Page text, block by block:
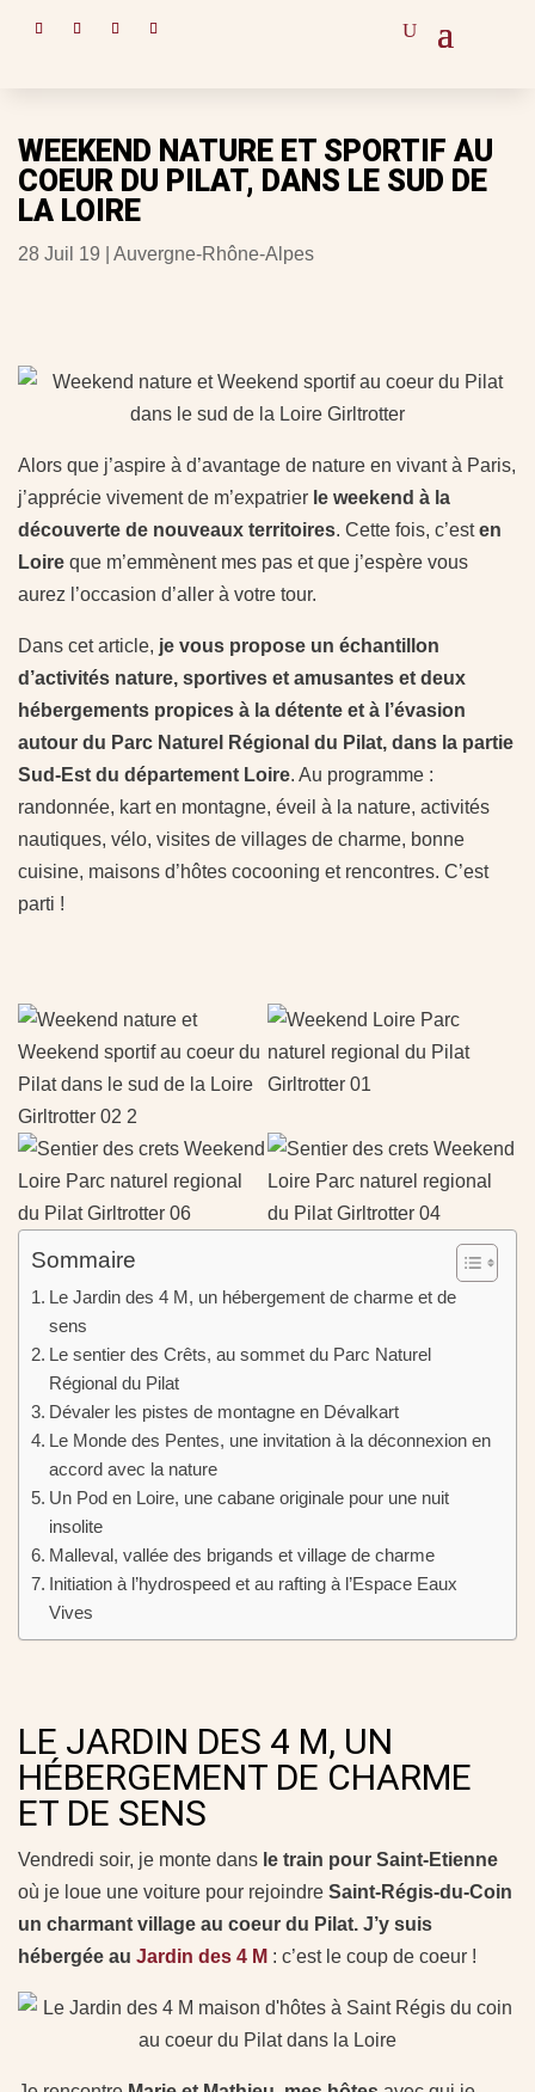
WEEKEND NATURE ET SPORTIF AU
COEUR DU PILAT, DANS LE SUD DE
LA LOIRE
28 Juil 19 Auvergne-Rhône-Alpes
Alors que j’aspire à d’avantage de nature en vivant à Paris,
j’apprécie vivement de m’expatrier le weekend à la
découverte de nouveaux territoires. Cette fois, c’esten
Loire que m’emmènent mes pas et que j’espère vous
aurez l’occasion d’aller à votre tour.
Dans cet article, je vous propose un échantillon
d’activités nature, sportives et amusantes et deux
hébergements propices à la détente et à l’évasion
autour du Parc Naturel Régional du Pilat, dans la partie
Sud-Est du département Loire. Au programme :
randonnée, kart en montagne, éveil à la nature, activités
nautiques, vélo, visites de villages de charme, bonne
cuisine, maisons d’hôtes cocooning et rencontres. C’est
parti !
Sommaire
Le Jardin des 4 M, un hébergement de charme et de
sens
Le sentier des Crêts, au sommet du Parc Naturel
Régional du Pilat
Dévaler les pistes de montagne en Dévalkart
Le Monde des Pentes, une invitation à la déconnexion en
accord avec la nature
Un Pod en Loire, une cabane originale pour une nuit
insolite
Malleval, vallée des brigands et village de charme
Initiation à l’hydrospeed et au rafting à l’Espace Eaux
Vives
LE JARDIN DES 4 M, UN
HÉBERGEMENT DE CHARME
ET DE SENS
Vendredi soir, je monte dans le train pour Saint-Etienne
où je loue une voiture pour rejoindre Saint-Régis-du-Coin
un charmant village au coeur du Pilat. J’y suis
hébergée au Jardin des 4 M : c’est le coup de coeur !